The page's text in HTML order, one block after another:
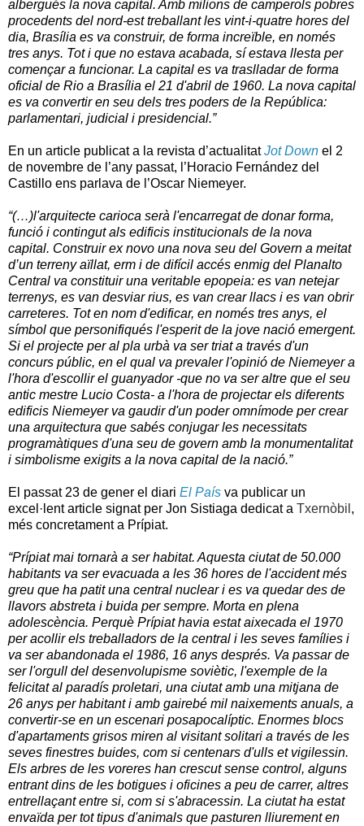
albergués la nova capital. Amb milions de camperols pobres
procedents del nord-est treballant les vint-i-quatre hores del
dia, Brasília es va construir, de forma increïble, en només
tres anys. Tot i que no estava acabada, sí estava llesta per
començar a funcionar. La capital es va traslladar de forma
oficial de Rio a Brasília el 21 d'abril de 1960. La nova capital
es va convertir en seu dels tres poders de la República:
parlamentari, judicial i presidencial.”
En un article publicat a la revista d’actualitatJot Down el 2
de novembre de l’any passat, l’Horacio Fernández del
Castillo ens parlava de l’Oscar Niemeyer.
“(…)l'arquitecte carioca serà l'encarregat de donar forma,
funció i contingut als edificis institucionals de la nova
capital. Construir ex novo una nova seu del Govern a meitat
d’un terreny aïllat, erm i de difícil accés enmig del Planalto
Central va constituir una veritable epopeia: es van netejar
terrenys, es van desviar rius, es van crear llacs i es van obrir
carreteres. Tot en nom d'edificar, en només tres anys, el
símbol que personifiqués l'esperit de la jove nació emergent.
Si el projecte per al pla urbà va ser triat a través d'un
concurs públic, en el qual va prevaler l'opinió de Niemeyer a
l'hora d'escollir el guanyador -que no va ser altre que el seu
antic mestre Lucio Costa- a l'hora de projectar els diferents
edificis Niemeyer va gaudir d'un poder omnímode per crear
una arquitectura que sabés conjugar les necessitats
programàtiques d'una seu de govern amb la monumentalitat
i simbolisme exigits a la nova capital de la nació.”
El passat 23 de gener el diari El País va publicar un
excel·lent article signat per Jon Sistiaga dedicat a Txernòbil ,
més concretament a Prípiat.
“Prípiat mai tornarà a ser habitat. Aquesta ciutat de 50.000
habitants va ser evacuada a les 36 hores de l'accident més
greu que ha patit una central nuclear i es va quedar des de
llavors abstreta i buida per sempre. Morta en plena
adolescència. Perquè Prípiat havia estat aixecada el 1970
per acollir els treballadors de la central i les seves famílies i
va ser abandonada el 1986, 16 anys després. Va passar de
ser l'orgull del desenvolupisme soviètic, l'exemple de la
felicitat al paradís proletari, una ciutat amb una mitjana de
26 anys per habitant i amb gairebé mil naixements anuals, a
convertir-se en un escenari posapocalíptic. Enormes blocs
d'apartaments grisos miren al visitant solitari a través de les
seves finestres buides, com si centenars d'ulls et vigilessin.
Els arbres de les voreres han crescut sense control, alguns
entrant dins de les botigues i oficines a peu de carrer, altres
entrellaçant entre si, com si s'abracessin. La ciutat ha estat
envaïda per tot tipus d'animals que pasturen lliurement en